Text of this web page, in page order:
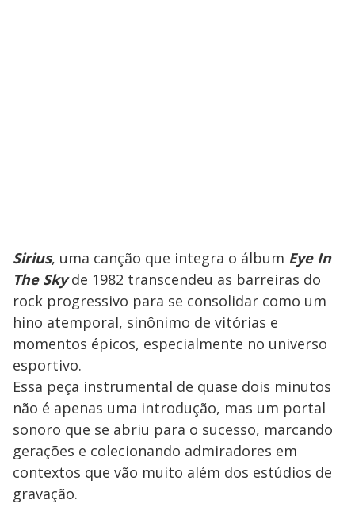
Sirius, uma canção que integra o álbum Eye In
The Skyde 1982 transcendeu as barreiras do
rock progressivo para se consolidar como um
hino atemporal, sinônimo de vitórias e
momentos épicos, especialmente no universo
esportivo.
Essa peça instrumental de quase dois minutos
não é apenas uma introdução, mas um portal
sonoro que se abriu para o sucesso, marcando
gerações e colecionando admiradores em
contextos que vão muito além dos estúdios de
gravação.